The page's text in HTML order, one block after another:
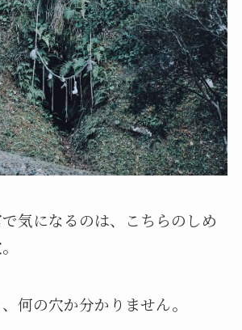
気になるのは、こちらのしめ
何の穴か分かりません。